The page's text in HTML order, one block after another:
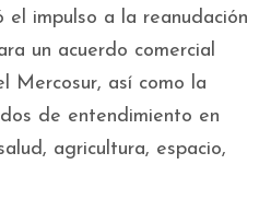
el impulso a la reanudación
un acuerdo comercial
Mercosur, así como la
de entendimiento en
agricultura, espacio,